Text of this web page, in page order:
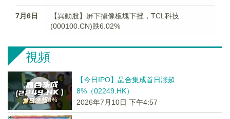
7月6日
【異動股】屏下攝像板塊下挫，TCL科技
(000100.CN)跌6.02%
視頻
【今日IPO】晶合集成首日涨超
8%（02249.HK）
2026年7月10日 下午4:57